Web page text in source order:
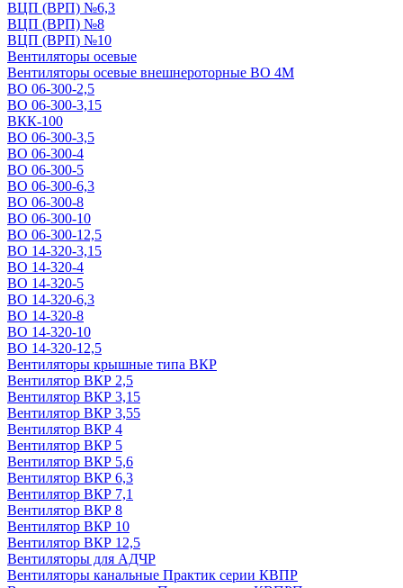
ВЦП (ВРП) №6,3
ВЦП (ВРП) №8
ВЦП (ВРП) №10
Вентиляторы осевые
Вентиляторы осевые внешнероторные ВО 4М
ВО 06-300-2,5
ВО 06-300-3,15
ВКК-100
ВО 06-300-3,5
ВО 06-300-4
ВО 06-300-5
ВО 06-300-6,3
ВО 06-300-8
ВО 06-300-10
ВО 06-300-12,5
ВО 14-320-3,15
ВО 14-320-4
ВО 14-320-5
ВО 14-320-6,3
ВО 14-320-8
ВО 14-320-10
ВО 14-320-12,5
Вентиляторы крышные типа ВКР
Вентилятор ВКР 2,5
Вентилятор ВКР 3,15
Вентилятор ВКР 3,55
Вентилятор ВКР 4
Вентилятор ВКР 5
Вентилятор ВКР 5,6
Вентилятор ВКР 6,3
Вентилятор ВКР 7,1
Вентилятор ВКР 8
Вентилятор ВКР 10
Вентилятор ВКР 12,5
Вентиляторы для АДЧР
Вентиляторы канальные Практик серии КВПР